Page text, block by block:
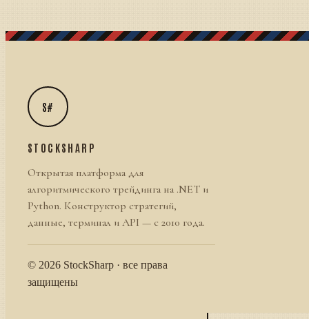
S#
STOCKSHARP
Открытая платформа для
алгоритмического трейдинга на .NET и
Python. Конструктор стратегий,
данные, терминал и API — с 2010 года.
© 2026 StockSharp · все права
защищены